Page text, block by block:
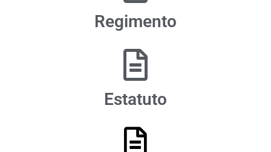
Regimento
Estatuto